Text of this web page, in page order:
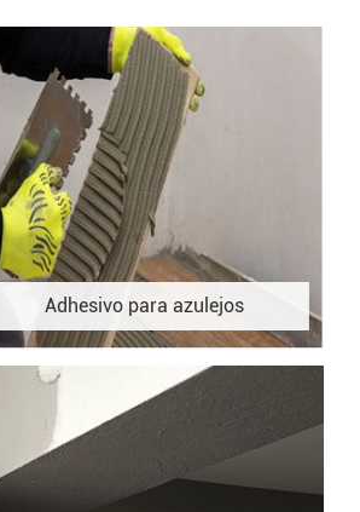
Adhesivo para azulejos